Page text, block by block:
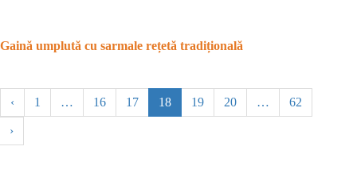
Gaină umplută cu sarmale rețetă tradițională
‹ 1 … 16 17 18 19 20 … 62
›